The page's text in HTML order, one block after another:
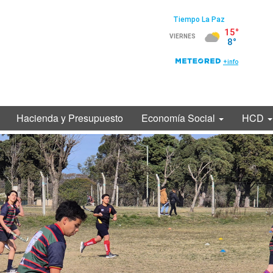
Hacienda y Presupuesto Economía Social HCD